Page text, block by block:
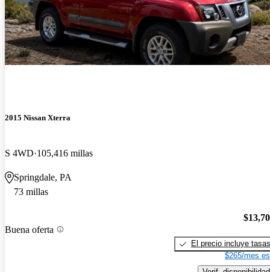
2015 Nissan Xterra
S 4WD 105,416 millas
Springdale, PA
73 millas
Buena oferta
El precio incluye tasas
$265/mes